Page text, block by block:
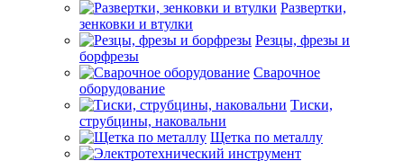
Развертки,
зенковки и втулки
Резцы, фрезы и
борфрезы
Сварочное
оборудование
Тиски,
струбцины, наковальни
Щетка по металлу